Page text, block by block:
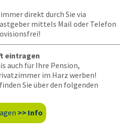
direkt durch Sie via
mittels Mail oder Telefon
eintragen
auch für Ihre Pension,
im Harz werben!
Sie über den folgenden
>> Info